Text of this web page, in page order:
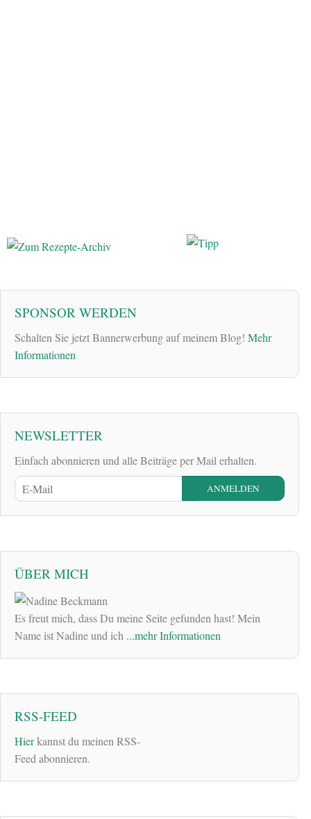
SPONSOR WERDEN
Schalten Sie jetzt Bannerwerbung auf meinem Blog! Mehr
Informationen
NEWSLETTER
Einfach abonnieren und alle Beiträge per Mail erhalten.
ÜBER MICH
Es freut mich, dass Du meine Seite gefunden hast! Mein
Name ist Nadine und ich ...mehr Informationen
RSS-FEED
Hierkannst du meinen RSS-
Feed abonnieren.